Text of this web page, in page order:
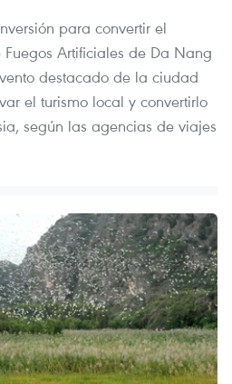
para convertir el
Artificiales de Da Nang
destacado de la ciudad
el turismo local y convertirlo
según las agencias de viajes